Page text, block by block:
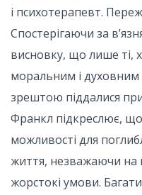
і психотерапевт.
Спостерігаючи за
висновку, що лише ті,
моральним і духовним
зрештою піддалися
Франкл підкреслює,
можливості для
життя, незважаючи на
жорстокі умови.